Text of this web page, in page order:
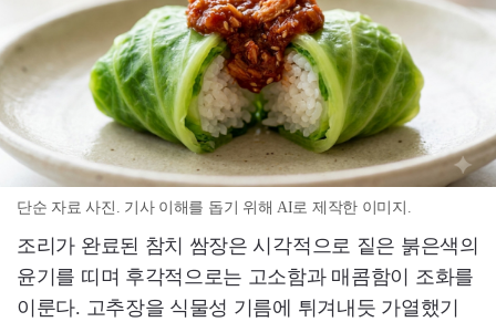
단순 자료 사진. 기사 이해를 돕기 위해 AI로 제작한 이미지.
조리가 완료된 참치 쌈장은 시각적으로 짙은 붉은색의
윤기를 띠며 후각적으로는 고소함과 매콤함이 조화를
이룬다. 고추장을 식물성 기름에 튀겨내듯 가열했기